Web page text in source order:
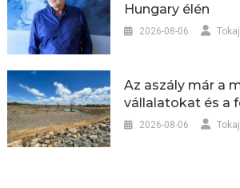
Hungary élén
2026-08-06
Az aszály már a
vállalatokat és a
2026-08-06